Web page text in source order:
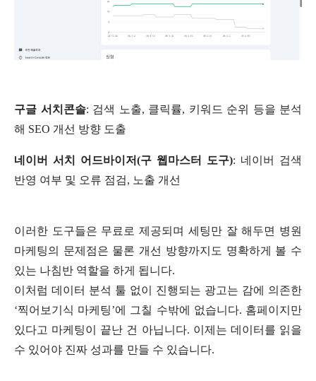
구글 서치콘솔: 검색 노출, 클릭률, 키워드 순위 등을 분석
해 SEO 개선 방향 도출
네이버 서치 어드바이저(구 웹마스터 도구): 네이버 검색
반영 여부 및 오류 점검, 노출 개선
이러한 도구들은 무료로 제공되며 세팅만 잘 해두면 병원
마케팅의 문제점은 물론 개선 방향까지도 명확하게 볼 수
있는 나침반 역할을 하게 됩니다.
이처럼 데이터 분석 툴 없이 진행되는 광고는 감에 의존한
‘찍어보기식 마케팅’에 그칠 수밖에 없습니다. 홈페이지만
있다고 마케팅이 끝난 건 아닙니다. 이제는 데이터를 읽을
수 있어야 진짜 성과를 만들 수 있습니다.